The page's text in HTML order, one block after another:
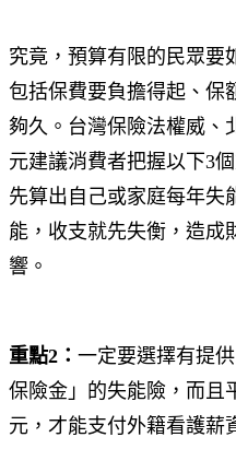
究竟，預算有限的民眾要
包括保費要負擔得起、保
夠久。台灣保險法權威、
元建議消費者把握以下3個
先算出自己或家庭每年失
能，收支就先失衡，造成
響。
重點2： 一定要選擇有提
保險金」的失能險，而且
元，才能支付外籍看護薪